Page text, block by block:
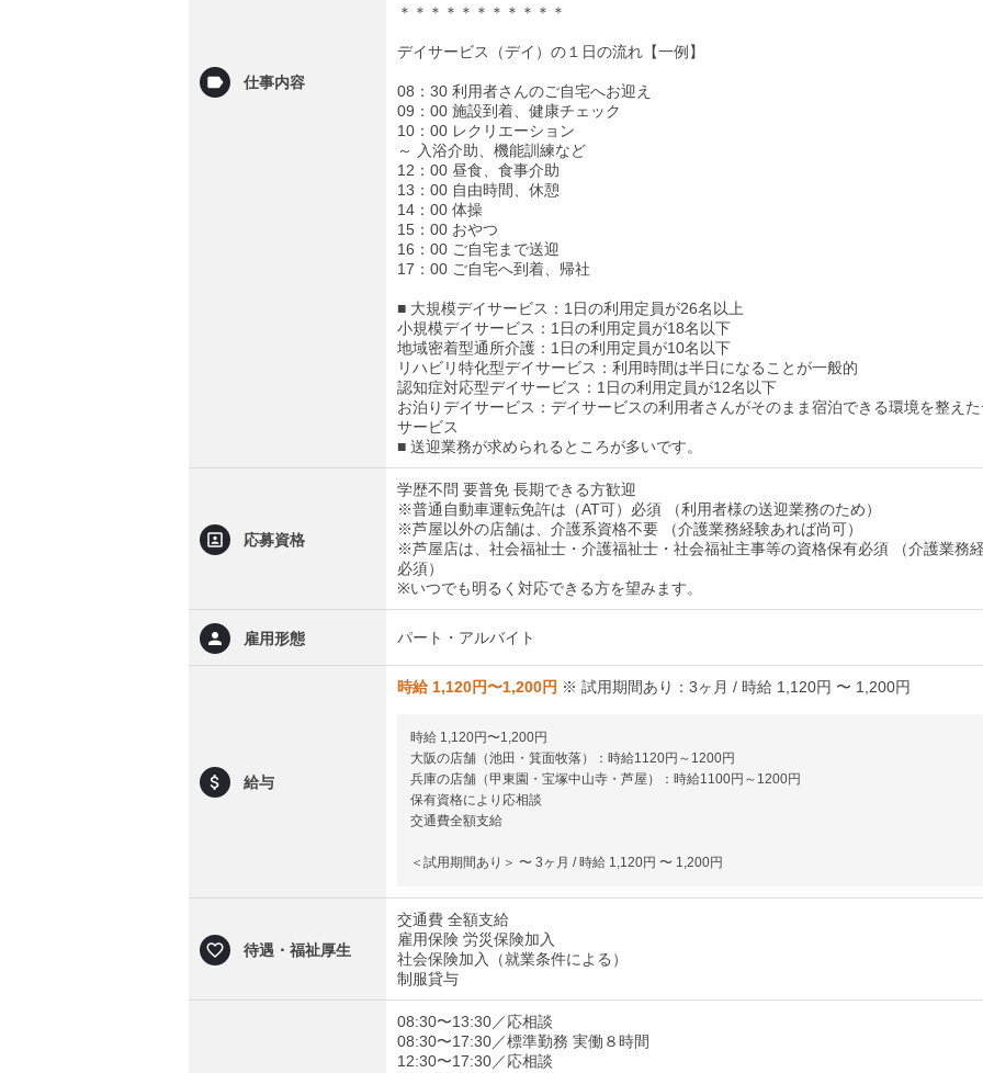
仕事内容
＊＊＊＊＊＊＊＊＊＊＊
デイサービス（デイ）の１日の流れ【一例】
08：30 利用者さんのご自宅へお迎え
09：00 施設到着、健康チェック
10：00 レクリエーション
～ 入浴介助、機能訓練など
12：00 昼食、食事介助
13：00 自由時間、休憩
14：00 体操
15：00 おやつ
16：00 ご自宅まで送迎
17：00 ご自宅へ到着、帰社
■ 大規模デイサービス：1日の利用定員が26名以上
小規模デイサービス：1日の利用定員が18名以下
地域密着型通所介護：1日の利用定員が10名以下
リハビリ特化型デイサービス：利用時間は半日になることが一般的
認知症対応型デイサービス：1日の利用定員が12名以下
お泊りデイサービス：デイサービスの利用者さんがそのまま宿泊できる環境を整え
サービス
■ 送迎業務が求められるところが多いです。
応募資格
学歴不問 要普免 長期できる方歓迎
※普通自動車運転免許は（AT可）必須 （利用者様の送迎業務のため）
※芦屋以外の店舗は、介護系資格不要 （介護業務経験あれば尚可）
※芦屋店は、社会福祉士・介護福祉士・社会福祉主事等の資格保有必須 （介護業務
必須）
※いつでも明るく対応できる方を望みます。
雇用形態 パート・アルバイト
給与
時給 1,120円〜1,200円 ※ 試用期間あり：3ヶ月 / 時給 1,120円 〜 1,200円
時給 1,120円〜1,200円
大阪の店舗（池田・箕面牧落）：時給1120円～1200円
兵庫の店舗（甲東園・宝塚中山寺・芦屋）：時給1100円～1200円
保有資格により応相談
交通費全額支給
＜試用期間あり＞ 〜 3ヶ月 / 時給 1,120円 〜 1,200円
待遇・福祉厚生
交通費 全額支給
雇用保険 労災保険加入
社会保険加入（就業条件による）
制服貸与
08:30〜13:30／応相談
08:30〜17:30／標準勤務 実働８時間
12:30〜17:30／応相談